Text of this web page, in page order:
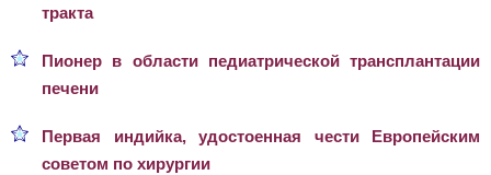
тракта
Пионер в области педиатрической трансплантации
печени
Первая индийка, удостоенная чести Европейским
советом по хирургии